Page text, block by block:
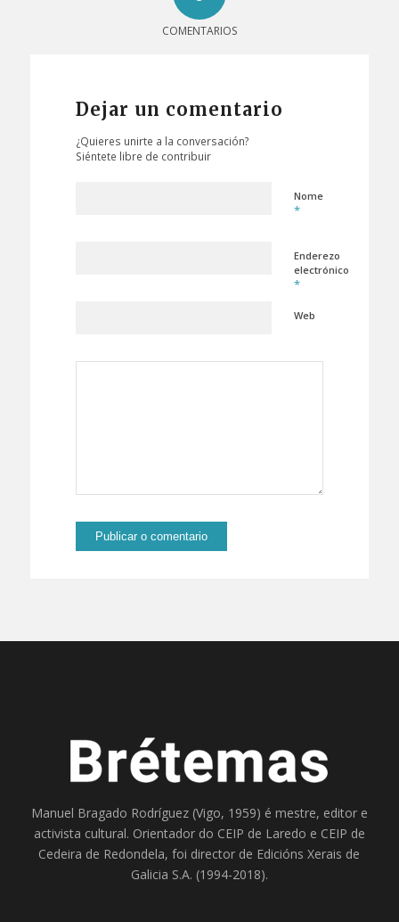
COMENTARIOS
Dejar un comentario
¿Quieres unirte a la conversación?
Siéntete libre de contribuir
Nome
*
Enderezo
electrónico
*
Web
Manuel Bragado Rodríguez (Vigo, 1959) é mestre, editor e
activista cultural. Orientador do CEIP de Laredo e CEIP de
Cedeira de Redondela, foi director de Edicións Xerais de
Galicia S.A. (1994-2018).